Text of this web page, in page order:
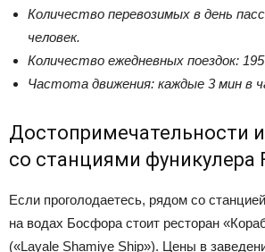
Количество перевозимых в день
человек.
Количество ежедневных поездок:
Частота движения: каждые 3 мин в
Достопримечательности
со станциями фуникулера
Если проголодаетесь, рядом со
на водах Босфора стоит ресторан
(«Layale Shamiye Ship»). Цены в